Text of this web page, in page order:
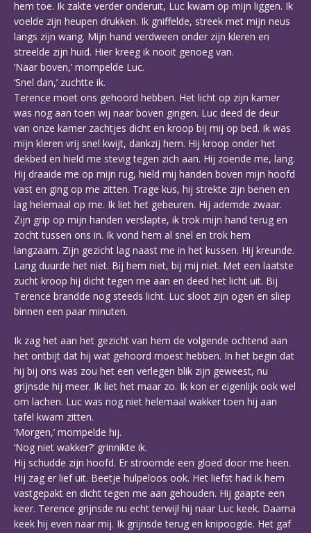
hem toe. Ik zakte verder onderuit, Luc kwam op mijn liggen. Ik
voelde zijn heupen drukken. Ik gniffelde, streek met mijn neus
langs zijn wang. Mijn hand verdween onder zijn kleren en
streelde zijn huid. Hier kreeg ik nooit genoeg van.
‘Naar boven,’ mompelde Luc.
‘Snel dan,’ zuchtte ik.
Terence moet ons gehoord hebben. Het licht op zijn kamer
was nog aan toen wij naar boven gingen. Luc deed de deur
van onze kamer zachtjes dicht en kroop bij mij op bed. Ik was
mijn kleren vrij snel kwijt, dankzij hem. Hij kroop onder het
dekbed en hield me stevig tegen zich aan. Hij zoende me, lang.
Hij draaide me op mijn rug, hield mij handen boven mijn hoofd
vast en ging op me zitten. Trage kus, hij strekte zijn benen en
lag helemaal op me. Ik liet het gebeuren. Hij ademde zwaar.
Zijn grip op mijn handen verslapte, ik trok mijn hand terug en
zocht tussen ons in. Ik vond hem al snel en trok hem
langzaam. Zijn gezicht lag naast me in het kussen. Hij kreunde.
Lang duurde het niet. Bij hem niet, bij mij niet. Met een laatste
zucht kroop hij dicht tegen me aan en deed het licht uit. Bij
Terence brandde nog steeds licht. Luc sloot zijn ogen en sliep
binnen een paar minuten.
Ik zag het aan het gezicht van hem de volgende ochtend aan
het ontbijt dat hij wat gehoord moest hebben. In het begin dat
hij bij ons was zou het een verlegen blik zijn geweest, nu
grijnsde hij meer. Ik liet het maar zo. Ik kon er eigenlijk ook wel
om lachen. Luc was nog niet helemaal wakker toen hij aan
tafel kwam zitten.
‘Morgen,’ mompelde hij.
‘Nog niet wakker?’ grinnikte ik.
Hij schudde zijn hoofd. Er stroomde een gloed door me heen.
Hij zag er lief uit. Beetje hulpeloos ook. Het liefst had ik hem
vastgepakt en dicht tegen me aan gehouden. Hij gaapte een
keer. Terence grijnsde nu echt terwijl hij naar Luc keek. Daarna
keek hij even naar mij. Ik grijnsde terug en knipoogde. Het gaf